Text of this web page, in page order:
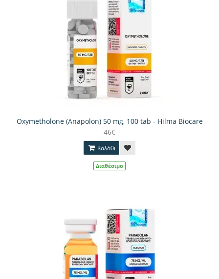
Oxymetholone (Anapolon) 50 mg, 100 tab - Hilma Biocare
46€
Καλάθι
Διαθέσιμο